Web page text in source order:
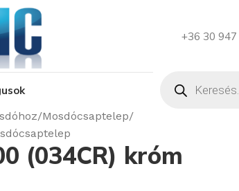
+36 30
Mosdócsaptelep
(034CR) króm